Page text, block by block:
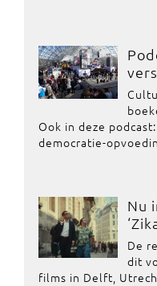
Ook in deze
democratie-
Nu
De
dit
films in Delft,